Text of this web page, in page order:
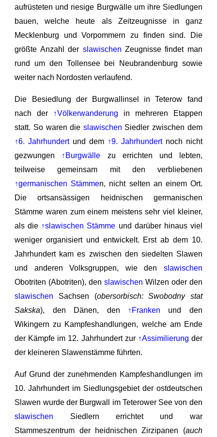
aufrüsteten und riesige Burgwälle um ihre Siedlungen
bauen, welche heute als Zeitzeugnisse in ganz
Mecklenburg und Vorpommern zu finden sind. Die
größte Anzahl der slawischen Zeugnisse findet man
rund um den Tollensee bei Neubrandenburg sowie
weiter nach Nordosten verlaufend.
Die Besiedlung der Burgwallinsel in Teterow fand
nach der
↑Völkerwanderung in mehreren Etappen
statt. So waren die slawischen Siedler zwischen dem
↑6. Jahrhundertund dem ↑9. Jahrhundertnoch nicht
gezwungen ↑Burgwälle zu errichten und lebten,
teilweise gemeinsam mit den verbliebenen
↑germanischen Stämmen, nicht selten an einem Ort.
Die ortsansässigen heidnischen germanischen
Stämme waren zum einem meistens sehr viel kleiner,
als die ↑slawischen Stämme und darüber hinaus viel
weniger organisiert und entwickelt. Erst ab dem 10.
Jahrhundert kam es zwischen den siedelten Slawen
und anderen Volksgruppen, wie den slawischen
Obotriten (Abotriten), den slawischen Wilzen oder den
slawischen Sachsen (obersorbisch: Swobodny stat
Sakska), den Dänen, den ↑Franken und den
Wikingern zu Kampfeshandlungen, welche am Ende
der Kämpfe im 12. Jahrhundert zur ↑Assimilierung der
der kleineren Slawenstämme führten.
Auf Grund der zunehmenden Kampfeshandlungen im
10. Jahrhundert im Siedlungsgebiet der ostdeutschen
Slawen wurde der Burgwall im Teterower See von den
slawischen Siedlern errichtet und war
Stammeszentrum der heidnischen Zirzipanen (auch